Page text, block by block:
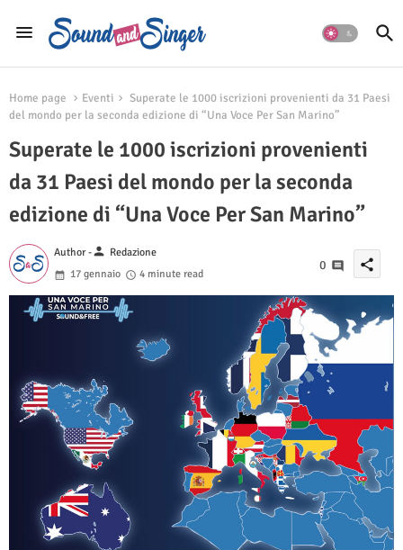
Home page Eventi
Superate le 1000 iscrizioni provenienti da 31 Paesi
del mondo per la seconda edizione di “Una Voce Per San Marino”
Superate le 1000 iscrizioni provenienti
da 31 Paesi del mondo per la seconda
edizione di “Una Voce Per San Marino”
Author -person Redazione
17 gennaio
4 minute read
0 share